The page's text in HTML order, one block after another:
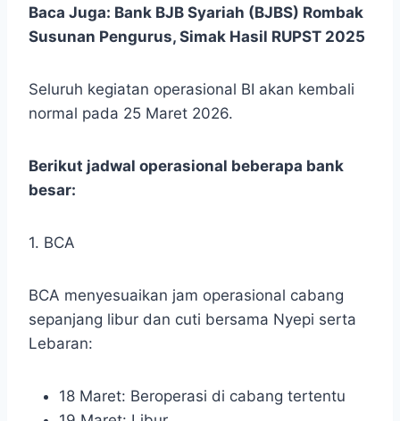
Baca Juga: Bank BJB Syariah (BJBS) Rombak
Susunan Pengurus, Simak Hasil RUPST 2025
Seluruh kegiatan operasional BI akan kembali
normal pada 25 Maret 2026.
Berikut jadwal operasional beberapa bank
besar:
1. BCA
BCA menyesuaikan jam operasional cabang
sepanjang libur dan cuti bersama Nyepi serta
Lebaran:
18 Maret: Beroperasi di cabang tertentu